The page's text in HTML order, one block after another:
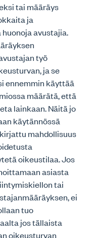
tai määräys
ja
avustajia.
työ
ja se
ennemmin käyttää
määrätä, että
lainkaan. Näitä jo
käytännössä
mahdollisuus
oikeustilaa. Jos
asiasta
tai
ei
tuo
jos tällaista
oikeusturvan